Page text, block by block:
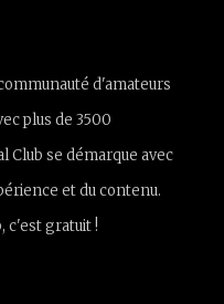
d'amateurs
plus de 3500
Club se démarque avec
et du contenu.
c'est gratuit !